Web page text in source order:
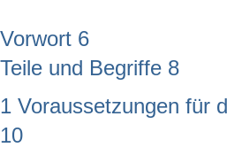
Vorwort 6
Teile und Begriffe 8
1 Voraussetzungen für
10